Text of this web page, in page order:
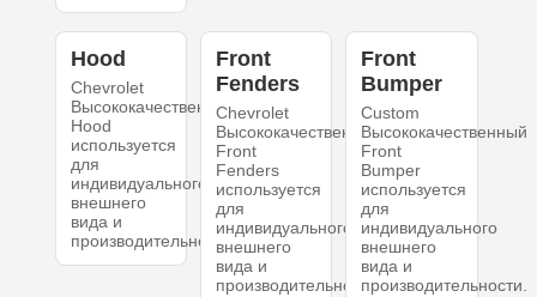
Hood
Chevrolet
Высококачественный
Hood
используется
для
индивидуального
внешнего
вида и
производительности.
Front
Fenders
Chevrolet
Высококачественный
Front
Fenders
используется
для
индивидуального
внешнего
вида и
производительности.
Front
Bumper
Custom
Высококачественный
Front
Bumper
используется
для
индивидуального
внешнего
вида и
производительности.